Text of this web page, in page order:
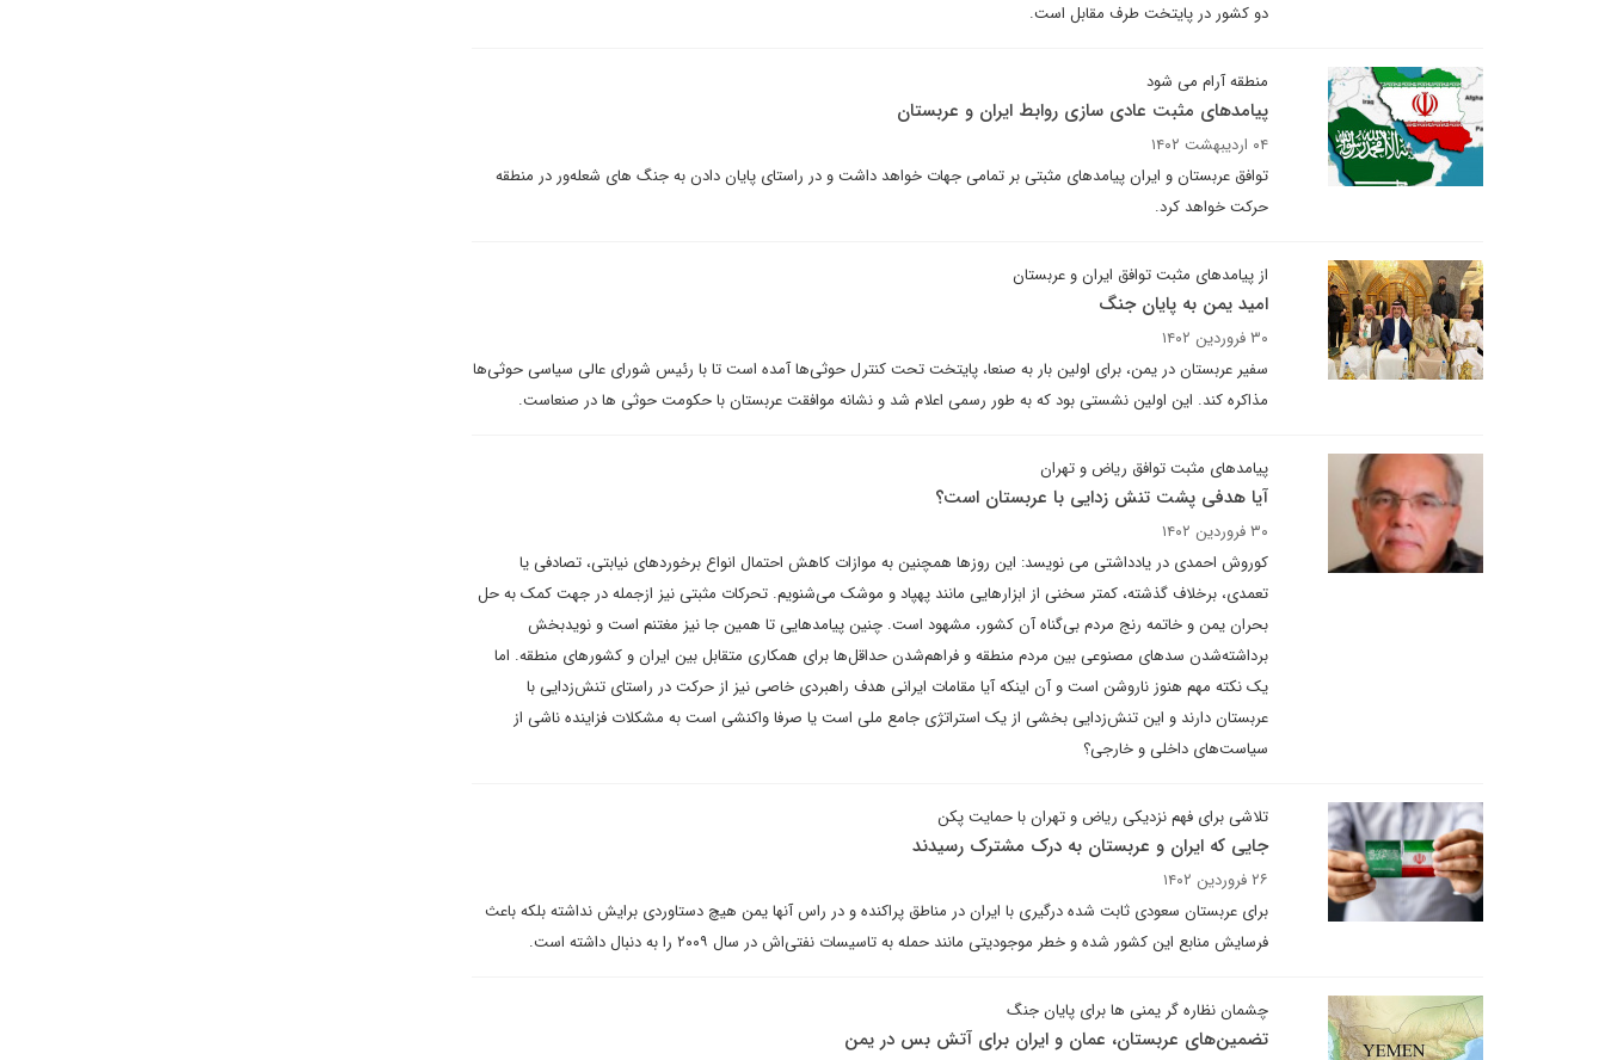
دو کشور در پایتخت طرف مقابل است.
منطقه آرام می شود
پیامدهای مثبت عادی سازی روابط ایران و عربستان
۰۴ اردیبهشت ۱۴۰۲
توافق عربستان و ایران پیامدهای مثبتی بر تمامی جهات خواهد داشت و در راستای پایان دادن به جنگ های شعله‌ور در منطقه
حرکت خواهد کرد.
از پیامدهای مثبت توافق ایران و عربستان
امید یمن به پایان جنگ
۳۰ فروردین ۱۴۰۲
سفیر عربستان در یمن، برای اولین بار به صنعا، پایتخت تحت کنترل حوثی‌ها آمده است تا با رئیس شورای عالی سیاسی حوثی‌ها
مذاکره کند. این اولین نشستی بود که به طور رسمی اعلام شد و نشانه موافقت عربستان با حکومت حوثی ها در صنعاست.
پیامدهای مثبت توافق ریاض و تهران
آیا هدفی پشت تنش زدایی با عربستان است؟
۳۰ فروردین ۱۴۰۲
کوروش احمدی در یادداشتی می نویسد: این روزها همچنین به موازات کاهش احتمال انواع برخوردهای نیابتی، تصادفی یا
تعمدی، برخلاف گذشته، کمتر سخنی از ابزارهایی مانند پهپاد و موشک می‌شنویم. تحرکات مثبتی نیز ازجمله در جهت کمک به حل
بحران یمن و خاتمه رنج مردم بی‌گناه آن کشور، مشهود است. چنین پیامدهایی تا همین جا نیز مغتنم است و نویدبخش
برداشته‌شدن سدهای مصنوعی بین مردم منطقه و فراهم‌شدن حداقل‌ها برای همکاری متقابل بین ایران و کشورهای منطقه‌. اما
یک نکته مهم هنوز ناروشن است‌ و آن اینکه آیا مقامات ایرانی هدف راهبردی خاصی نیز از حرکت در راستای تنش‌زدایی با
عربستان دارند و این تنش‌زدایی بخشی از یک استراتژی جامع ملی است یا صرفا واکنشی است به مشکلات فزاینده ناشی از
سیاست‌های داخلی و خارجی؟
تلاشی برای فهم نزدیکی ریاض و تهران با حمایت پکن
جایی که ایران و عربستان به درک مشترک رسیدند
۲۶ فروردین ۱۴۰۲
برای عربستان سعودی ثابت شده درگیری با ایران در مناطق پراکنده و در راس آنها یمن هیچ دستاوردی برایش نداشته بلکه باعث
فرسایش منابع این کشور شده و خطر موجودیتی مانند حمله به تاسیسات نفتی‌اش در سال ۲۰۰۹ را به دنبال داشته است.
چشمان نظاره گر یمنی ها برای پایان جنگ
تضمین‌های عربستان، عمان و ایران برای آتش بس در یمن